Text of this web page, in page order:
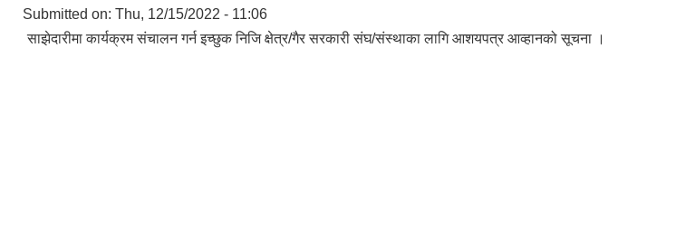
Submitted on: Thu, 12/15/2022 - 11:06
साझेदारीमा कार्यक्रम संचालन गर्न इच्छुक निजि क्षेत्र/गैर सरकारी संघ/संस्थाका लागि आशयपत्र आव्हानको सूचना ।